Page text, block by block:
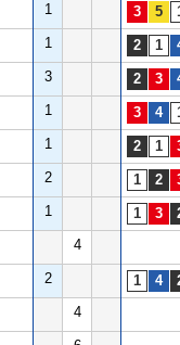
1
1
3
1
1
2
1
4
2
4